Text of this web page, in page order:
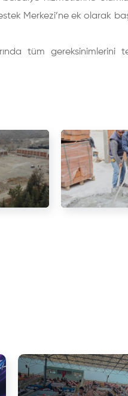
Merkezi’ne ek olarak
tüm gereksinimlerini